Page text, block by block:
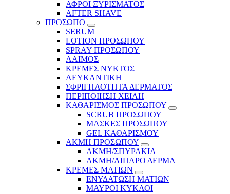
ΑΦΡΟΙ ΞΥΡΙΣΜΑΤΟΣ
AFTER SHAVE
ΠΡΟΣΩΠΟ
SERUM
LOTION ΠΡΟΣΩΠΟΥ
SPRAY ΠΡΟΣΩΠΟΥ
ΛΑΙΜΟΣ
ΚΡΕΜΕΣ ΝΥΚΤΟΣ
ΛΕΥΚΑΝΤΙΚΗ
ΣΦΡΙΓΗΛΟΤΗΤΑ ΔΕΡΜΑΤΟΣ
ΠΕΡΙΠΟΙΗΣΗ ΧΕΙΛΗ
ΚΑΘΑΡΙΣΜΟΣ ΠΡΟΣΩΠΟΥ
SCRUB ΠΡΟΣΩΠΟΥ
ΜΑΣΚΕΣ ΠΡΟΣΩΠΟΥ
GEL ΚΑΘΑΡΙΣΜΟΥ
ΑΚΜΗ ΠΡΟΣΩΠΟΥ
ΑΚΜΗ/ΣΠΥΡΑΚΙΑ
ΑΚΜΗ/ΛΙΠΑΡΟ ΔΕΡΜΑ
ΚΡΕΜΕΣ ΜΑΤΙΩΝ
ΕΝΥΔΑΤΩΣΗ ΜΑΤΙΩΝ
ΜΑΥΡΟΙ ΚΥΚΛΟΙ